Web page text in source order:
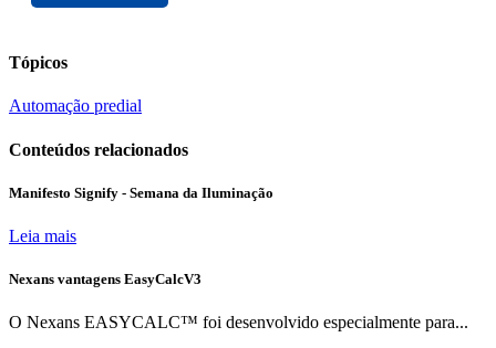
Tópicos
Automação predial
Conteúdos relacionados
Manifesto Signify - Semana da Iluminação
Leia mais
Nexans vantagens EasyCalcV3
O Nexans EASYCALC™ foi desenvolvido especialmente para...